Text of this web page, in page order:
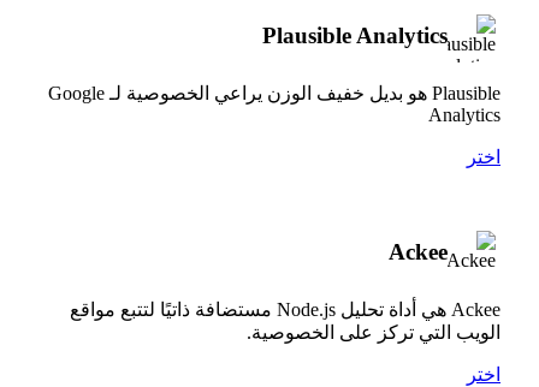
Plausible Analytics
Plausible هو بديل خفيف الوزن يراعي الخصوصية لـ Google
Analytics
اختر
Ackee
Ackee هي أداة تحليل Node.js مستضافة ذاتيًا لتتبع مواقع
الويب التي تركز على الخصوصية.
اختر